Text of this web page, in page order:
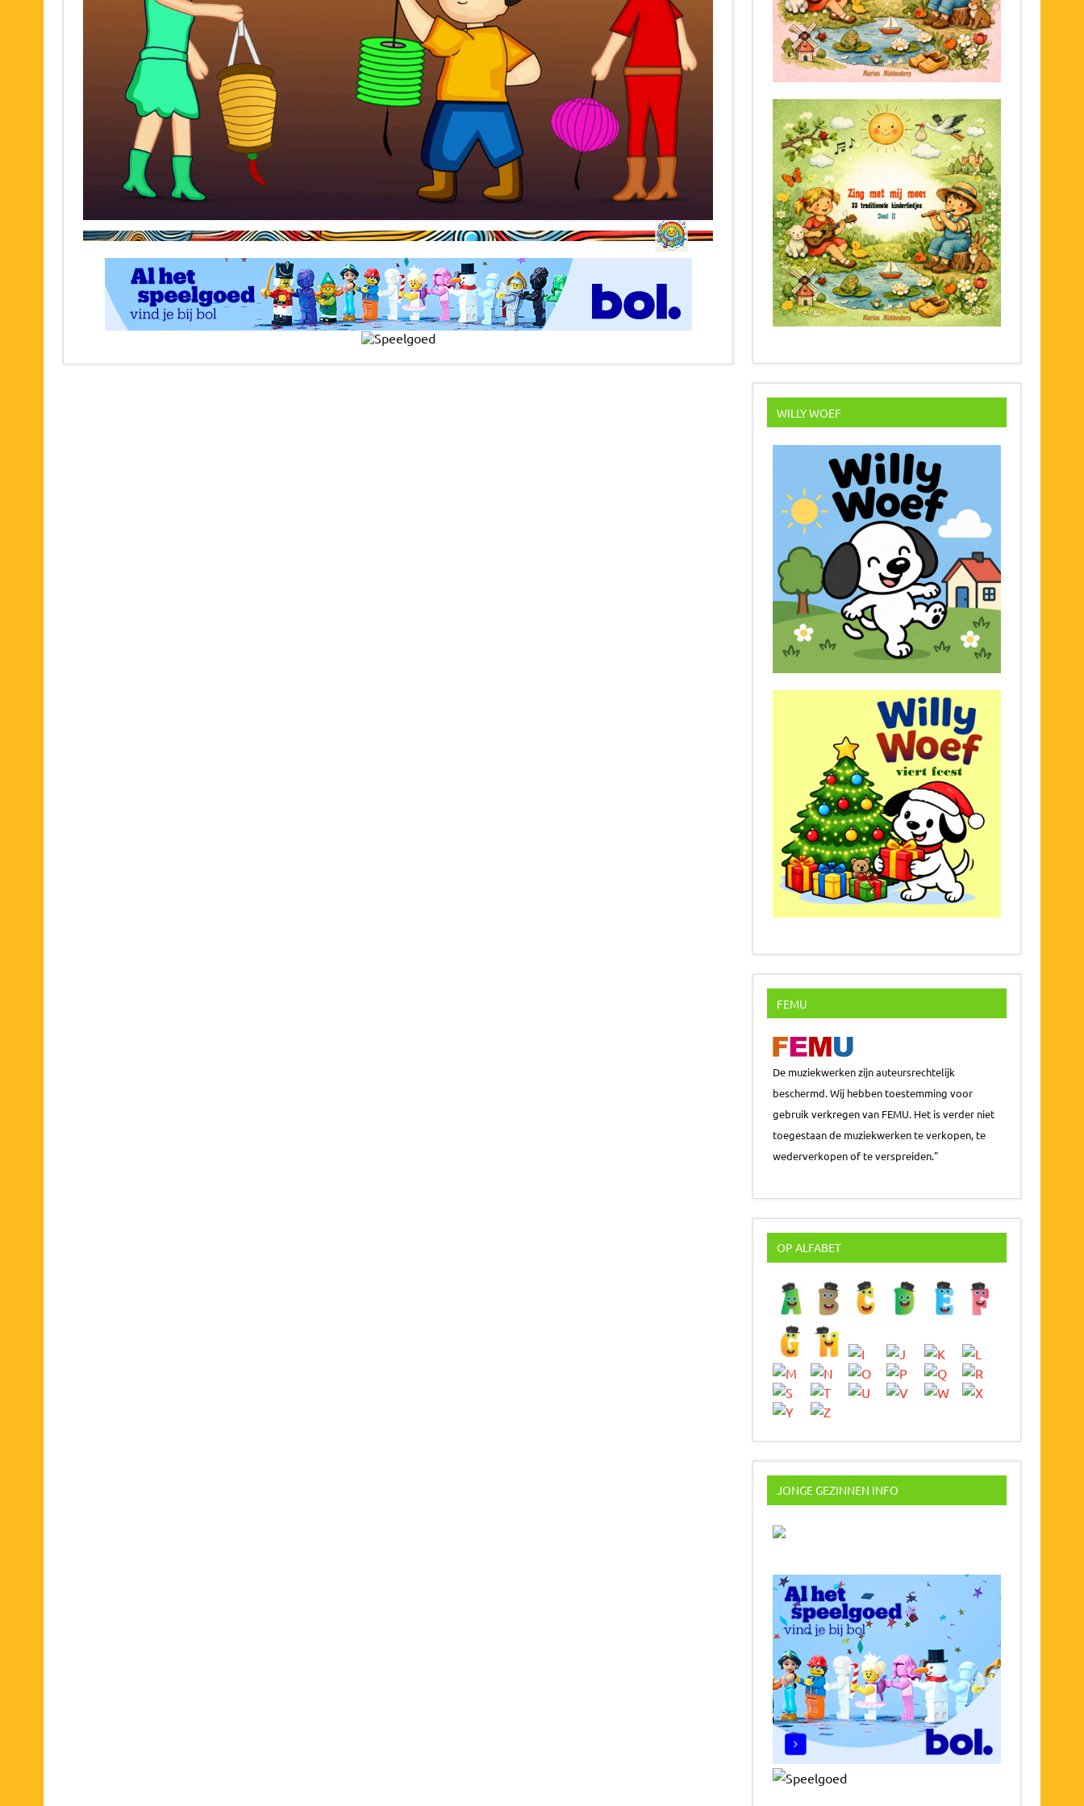
WILLY WOEF
FEMU
De muziekwerken zijn auteursrechtelijk
beschermd. Wij hebben toestemming voor
gebruik verkregen van FEMU. Het is verder niet
toegestaan de muziekwerken te verkopen, te
wederverkopen of te verspreiden."
OP ALFABET
JONGE GEZINNEN INFO